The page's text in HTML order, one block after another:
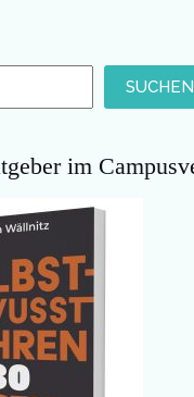
SUCHEN
im